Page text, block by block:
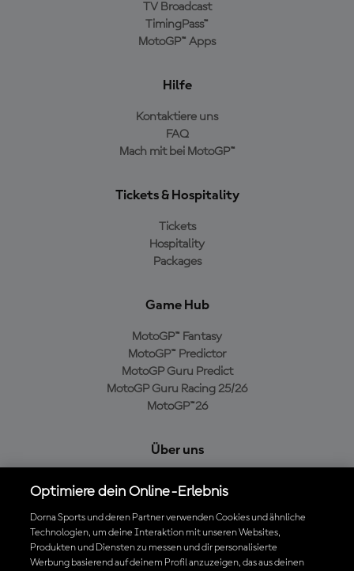
TV Broadcast
TimingPass™
MotoGP™ Apps
Hilfe
Kontaktiere uns
FAQ
Mach mit bei MotoGP™
Tickets & Hospitality
Tickets
Hospitality
Packages
Game Hub
MotoGP™ Fantasy
MotoGP™ Predictor
MotoGP Guru Predict
MotoGP Guru Racing 25/26
MotoGP™26
Über uns
Cookie-Richtlinien
Geschäftsbedingungen
Datenschutzrichtlinien
Kaufrichtlinie
Optimiere dein Online-Erlebnis
Dorna Sports und deren Partner verwenden Cookies und ähnliche
Technologien, um deine Interaktion mit unseren Websites,
Produkten und Diensten zu messen und dir personalisierte
Werbung basierend auf deinem Profil anzuzeigen, das aus deinen